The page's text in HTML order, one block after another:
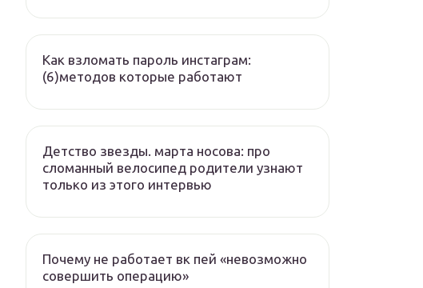
Как взломать пароль инстаграм:
(6)методов которые работают
Детство звезды. марта носова: про
сломанный велосипед родители узнают
только из этого интервью
Почему не работает вк пей «невозможно
совершить операцию»